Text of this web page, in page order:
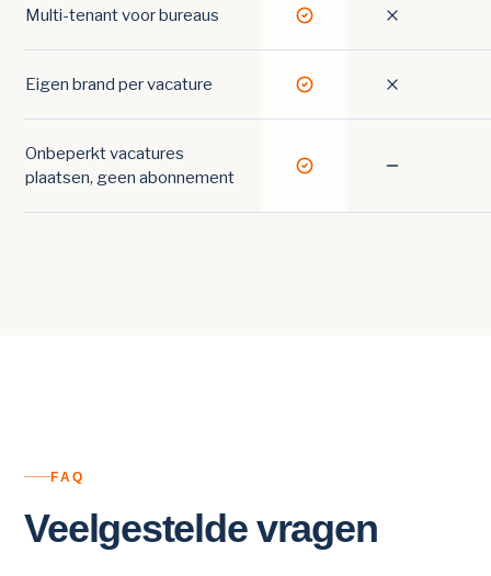
Multi-tenant voor bureaus Ja Nee
Eigen brand per vacature Ja Nee
Onbeperkt vacatures
plaatsen, geen abonnement
Ja Deels
FAQ
Veelgestelde vragen